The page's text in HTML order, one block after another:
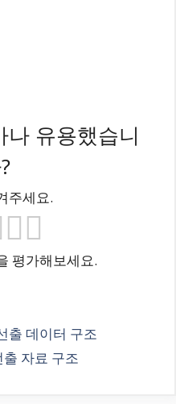
유용했습니
주세요.
평가해보세요.
출 데이터 구조
자료 구조